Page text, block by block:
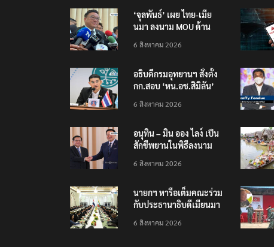
‘จุลพันธ์’ เผย ไทย-เมีย
นมา ลงนาม MOU ด้าน
กรอบความร่วมมือ 5 ปี
6 สิงหาคม 2026
อธิบดีกรมอุทยานฯ​ สั่งตั้ง
กก.สอบ ‘หน.อช.สิมิลัน’
แรมฝ่าฝืนประกาศฯ
6 สิงหาคม 2026
อนุทิน – มิน ออง ไลง์ เป็น
สักขีพยานในพิธีลงนาม
มือแรงงาน-คุณภาพน้ำ-
6 สิงหาคม 2026
นายกฯ หารือเต็มคณะร่วม
กับประธานาธิบดีเมียนมา
เมียนมา ทุกมิติ
6 สิงหาคม 2026